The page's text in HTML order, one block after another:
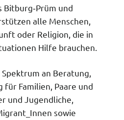
Bitburg‑Prüm und
alle Menschen,
oder Religion, die in
Hilfe brauchen.
an Beratung,
Familien, Paare und
und Jugendliche,
sowie